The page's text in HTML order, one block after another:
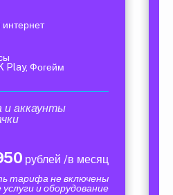
Play, Фогейм
и аккаунты
рублей /в месяц
тарифа не включены
и оборудование